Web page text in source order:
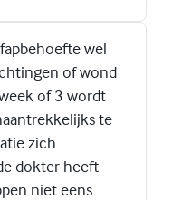
wel
of wond
of 3 wordt
te
zich
dokter heeft
niet eens